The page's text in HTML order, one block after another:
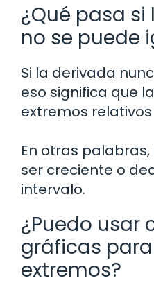
¿Qué pasa
no se puede
Si la derivada
eso significa que
extremos
En otras
ser creciente o
intervalo.
¿Puedo usar
gráficas
extremos?